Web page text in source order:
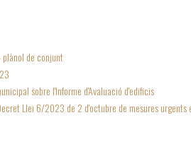
de conjunt
sobre l'Informe d'Avaluació d'edificis
Llei 6/2023 de 2 d'octubre de mesures urgents